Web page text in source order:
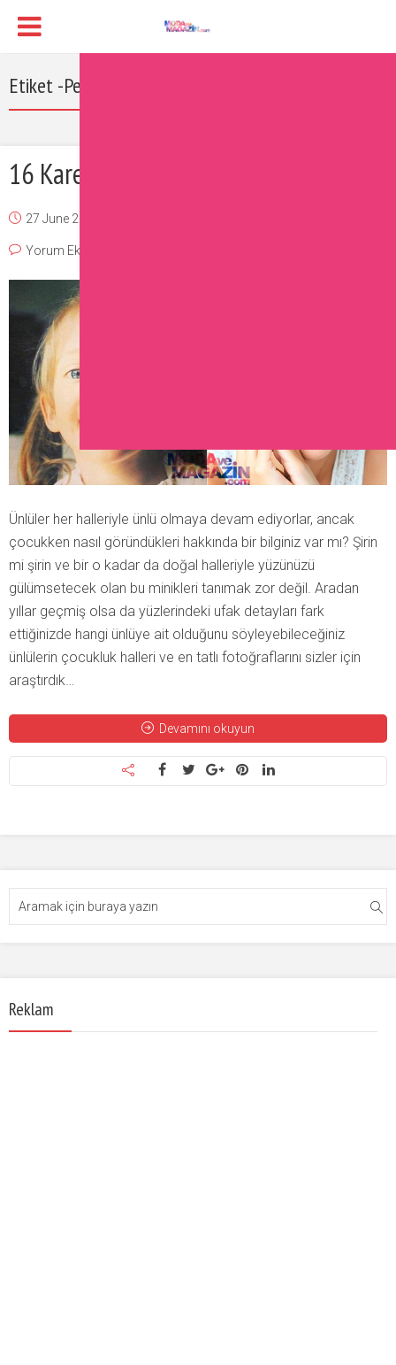
Etiket -Pelin Karahan
16 Karede ünlülerin çocukluk halleri
27 June 2016
Yorum Ekle
Ünlüler her halleriyle ünlü olmaya devam ediyorlar, ancak
çocukken nasıl göründükleri hakkında bir bilginiz var mı? Şirin
mi şirin ve bir o kadar da doğal halleriyle yüzünüzü
gülümsetecek olan bu minikleri tanımak zor değil. Aradan
yıllar geçmiş olsa da yüzlerindeki ufak detayları fark
ettiğinizde hangi ünlüye ait olduğunu söyleyebileceğiniz
ünlülerin çocukluk halleri ve en tatlı fotoğraflarını sizler için
araştırdık…
Devamını okuyun
Reklam